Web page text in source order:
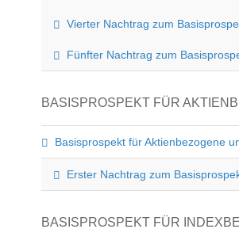
Vierter Nachtrag zum
Fünfter Nachtrag zum
BASISPROSPEKT FÜR
Basisprospekt für Aktienbezogene
Erster Nachtrag zum
BASISPROSPEKT FÜR